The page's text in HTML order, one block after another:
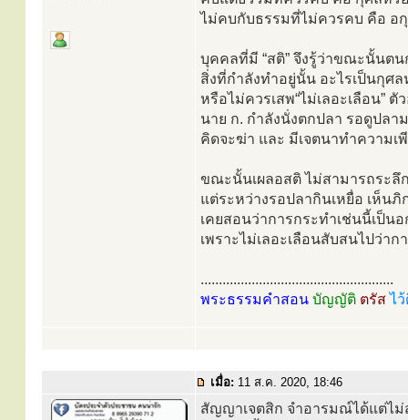
ไม่คบกับธรรมที่ไม่ควรคบ คือ อ
บุคคลที่มี “สติ” จึงรู้ว่าขณะนั้นตน
สิ่งที่กำลังทำอยู่นั้น อะไรเป็นกุศ
หรือไม่ควรเสพ“ไม่เลอะเลือน” ตั
นาย ก. กำลังนั่งตกปลา รอดูปลา
คิดจะฆ่า และ มีเจตนาทำความเ
ขณะนั้นเผลอสติ ไม่สามารถระลึ
แต่ระหว่างรอปลากินเหยื่อ เห็น
เคยสอนว่าการกระทำเช่นนี้เป็น
เพราะไม่เลอะเลือนสับสนไปว่า
.....................................................
พระธรรมคำสอน บัญญัติ ตรัสไ
เมื่อ: 11 ส.ค. 2020, 18:46
สัญญาเจตสิก จำอารมณ์ได้แต่ไม่